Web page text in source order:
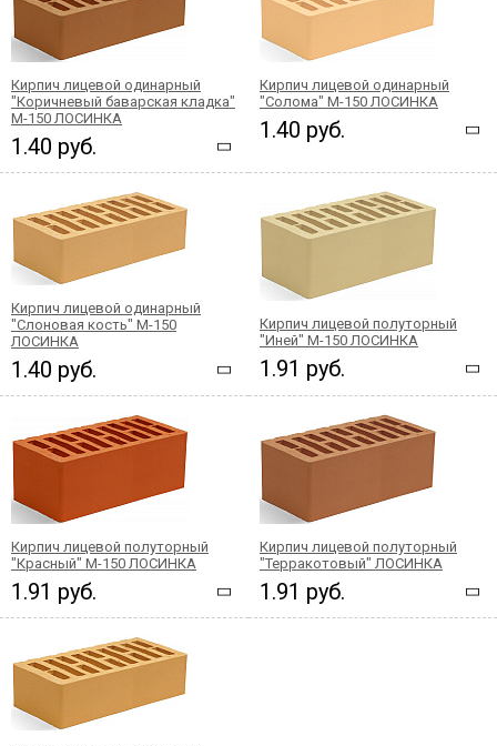
Кирпич лицевой одинарный
"Коричневый баварская кладка"
М-150 ЛОСИНКА
1.40 руб.
Кирпич лицевой одинарный
"Солома" М-150 ЛОСИНКА
1.40 руб.
Кирпич лицевой одинарный
"Слоновая кость" М-150
ЛОСИНКА
1.40 руб.
Кирпич лицевой полуторный
"Иней" М-150 ЛОСИНКА
1.91 руб.
Кирпич лицевой полуторный
"Красный" М-150 ЛОСИНКА
1.91 руб.
Кирпич лицевой полуторный
"Терракотовый" ЛОСИНКА
1.91 руб.